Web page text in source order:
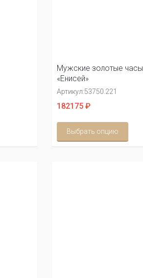
Мужские золотые часы
«Енисей»
Артикул:53750.221
182175 ₽
Выбрать опцию